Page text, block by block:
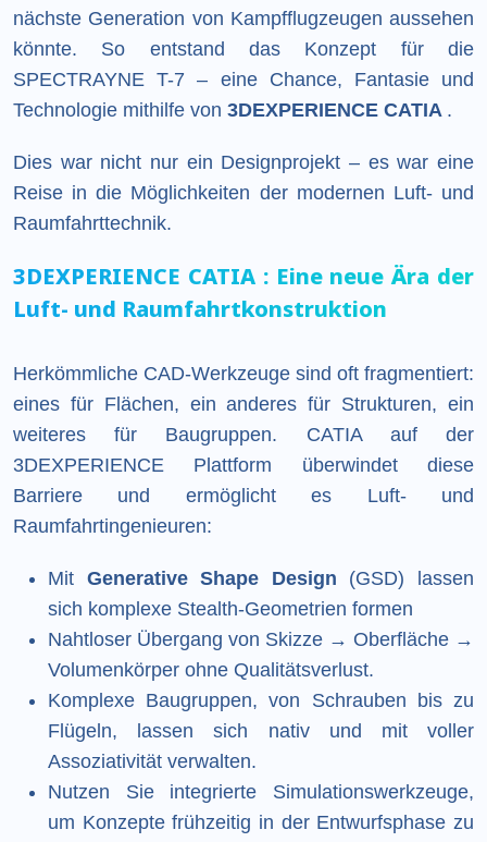
nächste Generation von Kampfflugzeugen aussehen
könnte. So entstand das Konzept für die
SPECTRAYNE T-7 – eine Chance, Fantasie und
Technologie mithilfe von 3DEXPERIENCE CATIA .
Dies war nicht nur ein Designprojekt – es war eine
Reise in die Möglichkeiten der modernen Luft- und
Raumfahrttechnik.
3DEXPERIENCE CATIA : Eine neue Ära der
Luft- und Raumfahrtkonstruktion
Herkömmliche CAD-Werkzeuge sind oft fragmentiert:
eines für Flächen, ein anderes für Strukturen, ein
weiteres für Baugruppen. CATIA auf der
3DEXPERIENCE Plattform überwindet diese
Barriere und ermöglicht es Luft- und
Raumfahrtingenieuren:
Mit Generative Shape Design (GSD) lassen
sich komplexe Stealth-Geometrien formen
Nahtloser Übergang von Skizze → Oberfläche →
Volumenkörper ohne Qualitätsverlust.
Komplexe Baugruppen, von Schrauben bis zu
Flügeln, lassen sich nativ und mit voller
Assoziativität verwalten.
Nutzen Sie integrierte Simulationswerkzeuge,
um Konzepte frühzeitig in der Entwurfsphase zu